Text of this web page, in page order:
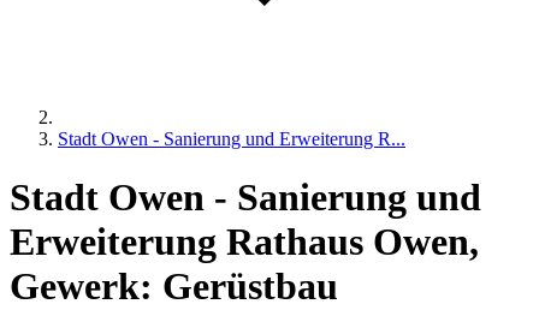
Stadt Owen - Sanierung und Erweiterung R...
Stadt Owen - Sanierung und
Erweiterung Rathaus Owen,
Gewerk: Gerüstbau